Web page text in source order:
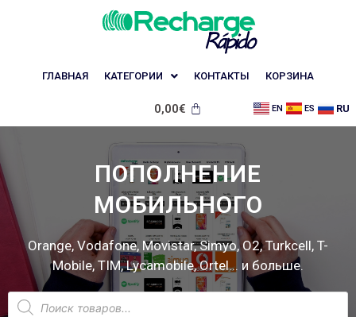
ГЛАВНАЯ КАТЕГОРИИ КОНТАКТЫ КОРЗИНА
0,00€ EN ES RU
ПОПОЛНЕНИЕ
МОБИЛЬНОГО
Orange, Vodafone, Movistar, Simyo, O2, Turkcell, T-
Mobile, TIM, Lycamobile, Ortel... и больше.